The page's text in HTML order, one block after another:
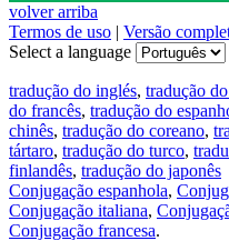
volver arriba
Termos de uso | Versão
Select a language
tradução do inglés, tradução
do francês, tradução do
chinês, tradução do coreano,
tártaro, tradução do turco,
finlandês, tradução do japonês
Conjugação espanhola,
Conjugação italiana,
Conjugação francesa.